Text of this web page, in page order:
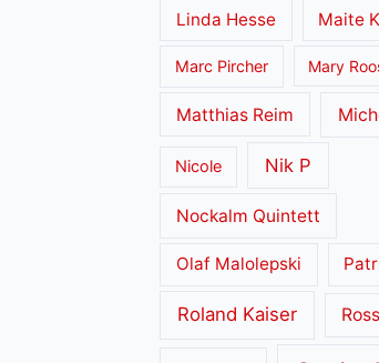
Linda Hesse Maite
Marc Pircher Mary
Matthias Reim
Nicole Nik P
Nockalm Quintett
Olaf Malolepski
Roland Kaiser